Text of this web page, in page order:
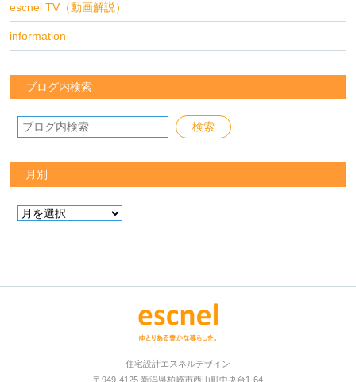
escnel TV（動画解説）
information
ブログ内検索
月別
住宅設計エスネルデザイン
〒949-4125 新潟県柏崎市西山町中央台1-64